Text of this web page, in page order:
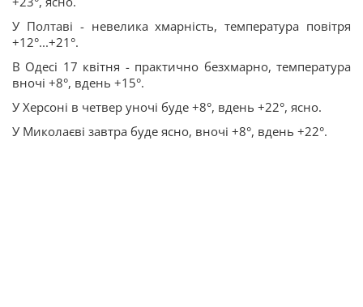
У Полтаві - невелика хмарність, температура повітря
+12°...+21°.
В Одесі 17 квітня - практично безхмарно, температура
вночі +8°, вдень +15°.
У Херсоні в четвер уночі буде +8°, вдень +22°, ясно.
У Миколаєві завтра буде ясно, вночі +8°, вдень +22°.